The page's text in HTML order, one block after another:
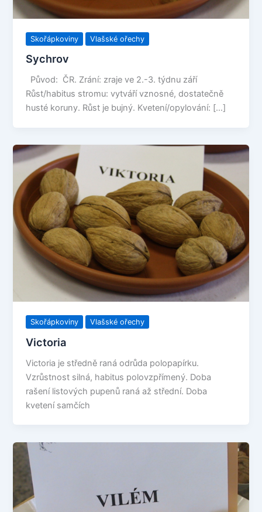
Skořápkoviny Vlašské ořechy
Sychrov
Původ: ČR. Zrání: zraje ve 2.-3. týdnu září
Růst/habitus stromu: vytváří vznosné, dostatečně
husté koruny. Růst je bujný. Kvetení/opylování: […]
Skořápkoviny Vlašské ořechy
Victoria
Victoria je středně raná odrůda polopapírku.
Vzrůstnost silná, habitus polovzpřímený. Doba
rašení listových pupenů raná až střední. Doba
kvetení samčích